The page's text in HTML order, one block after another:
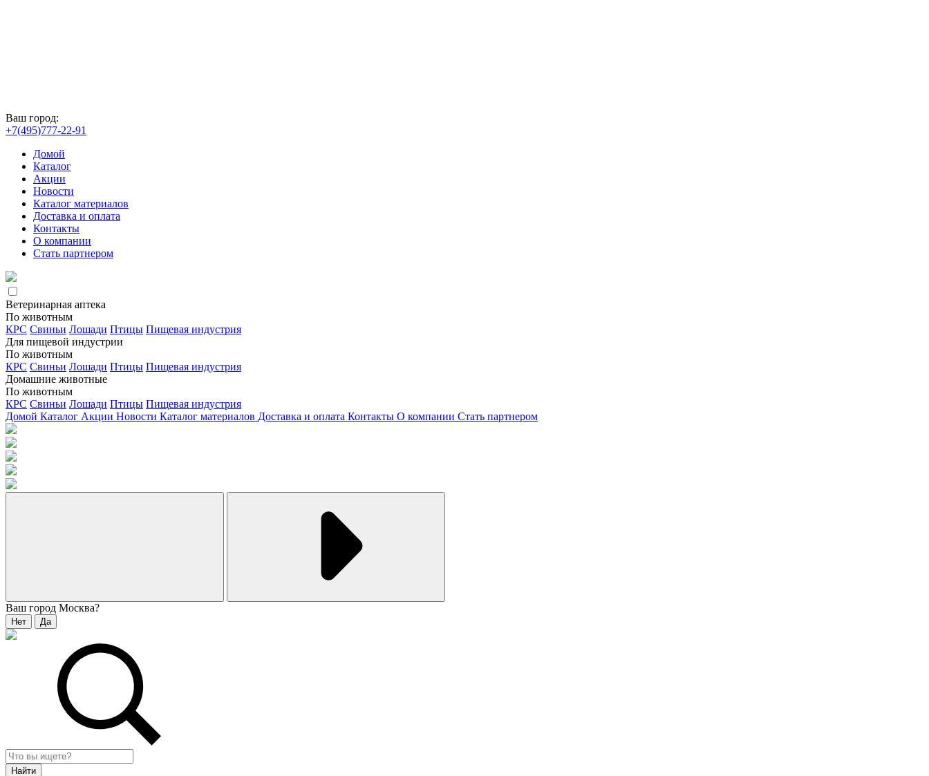
Ваш город:
+7(495)777-22-91
Домой
Каталог
Акции
Новости
Каталог материалов
Доставка и оплата
Контакты
О компании
Стать партнером
Ветеринарная аптека
По животным
КРС Свиньи Лошади Птицы Пищевая индустрия
Для пищевой индустрии
По животным
КРС Свиньи Лошади Птицы Пищевая индустрия
Домашние животные
По животным
КРС Свиньи Лошади Птицы Пищевая индустрия
Домой Каталог Акции Новости Каталог материалов Доставка и оплата Контакты О компании Стать партнером
Ваш город Москва?
Нет Да